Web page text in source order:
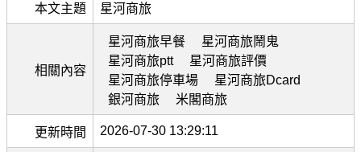
本文主題 星河商旅
相關內容
星河商旅早餐
星河商旅鬧鬼
星河商旅ptt
星河商旅評價
星河商旅停車場
星河商旅Dcard
銀河商旅
米閣商旅
更新時間 2026-07-30 13:29:11